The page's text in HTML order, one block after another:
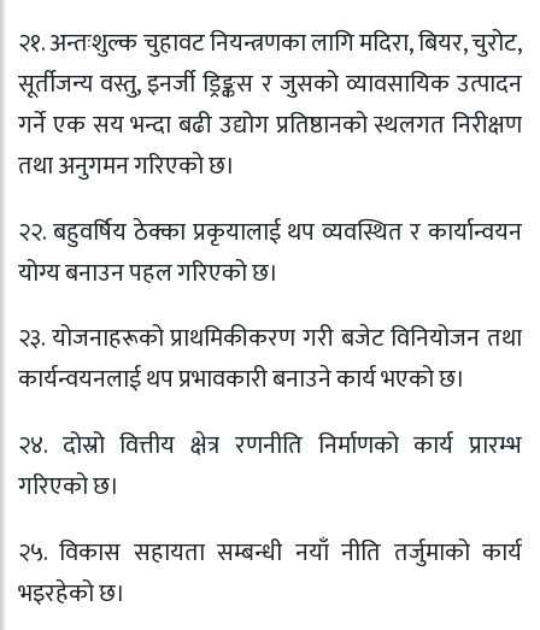
२१. अन्तःशुल्क चुहावट नियन्त्रणका लागि मदिरा, बियर, चुरोट,
सूर्तीजन्य वस्तु, इनर्जी ड्रिङ्कस र जुसको व्यावसायिक उत्पादन
गर्ने एक सय भन्दा बढी उद्योग प्रतिष्ठानको स्थलगत निरीक्षण
तथा अनुगमन गरिएको छ।
२२. बहुवर्षिय ठेक्का प्रकृयालाई थप व्यवस्थित र कार्यान्वयन
योग्य बनाउन पहल गरिएको छ।
२३. योजनाहरूको प्राथमिकीकरण गरी बजेट विनियोजन तथा
कार्यन्वयनलाई थप प्रभावकारी बनाउने कार्य भएको छ।
२४. दोस्रो वित्तीय क्षेत्र रणनीति निर्माणको कार्य प्रारम्भ
गरिएको छ।
२५. विकास सहायता सम्बन्धी नयाँ नीति तर्जुमाको कार्य
भइरहेको छ।